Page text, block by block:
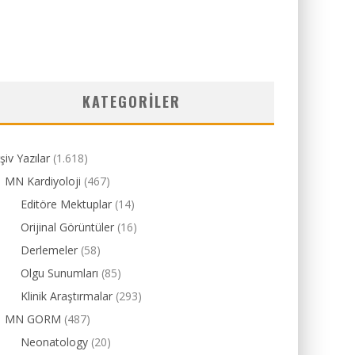
KATEGORILER
Yazılar (1.618)
MN Kardiyoloji (467)
Editöre Mektuplar (14)
Orijinal Görüntüler (16)
Derlemeler (58)
Olgu Sunumları (85)
Klinik Araştırmalar (293)
MN GORM (487)
Neonatology (20)